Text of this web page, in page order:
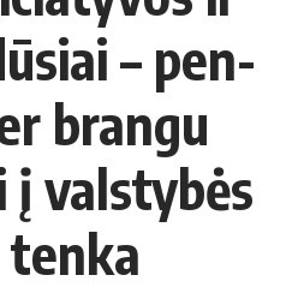
– pen­
bran­gu
vals­ty­bės